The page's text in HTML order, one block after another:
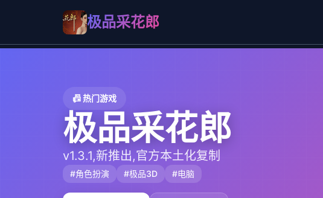
极品采花郎
📠 热门游戏
极品采花郎
v1.3.1,新推出,官方本土化复制
#角色扮演 #极品3D #电脑